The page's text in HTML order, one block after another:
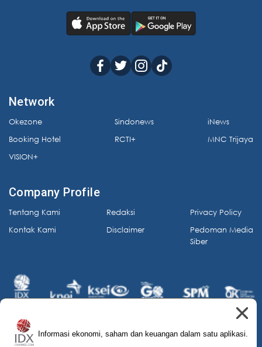
Network
Okezone
Booking Hotel
VISION+
Sindonews
RCTI+
iNews
MNC Trijaya
Company Profile
Tentang Kami
Kontak Kami
Redaksi
Disclaimer
Privacy Policy
Pedoman Media
Siber
© 2026 IDX Channel. All Rights Reserved.
Informasi ekonomi, saham dan keuangan dalam satu aplikasi.